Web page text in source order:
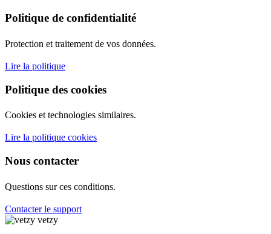
Politique de confidentialité
Protection et traitement de vos données.
Lire la politique
Politique des cookies
Cookies et technologies similaires.
Lire la politique cookies
Nous contacter
Questions sur ces conditions.
Contacter le support
vetzy